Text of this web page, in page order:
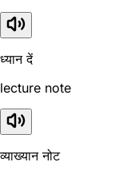
ध्यान दें
lecture note
व्याख्यान नोट